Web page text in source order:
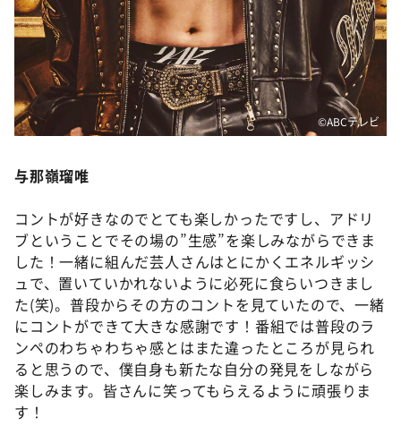
©️ABCテレビ
与那嶺瑠唯
コントが好きなのでとても楽しかったですし、アドリ
ブということでその場の”生感”を楽しみながらできま
した！一緒に組んだ芸人さんはとにかくエネルギッシ
ュで、置いていかれないように必死に食らいつきまし
た(笑)。普段からその方のコントを見ていたので、一緒
にコントができて大きな感謝です！番組では普段のラ
ンペのわちゃわちゃ感とはまた違ったところが見られ
ると思うので、僕自身も新たな自分の発見をしながら
楽しみます。皆さんに笑ってもらえるように頑張りま
す！